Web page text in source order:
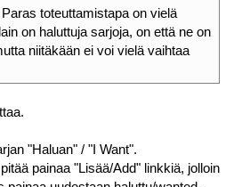
toteuttamistapa on vielä
on haluttuja sarjoja, on että ne on
niitäkään ei voi vielä vaihtaa
"Haluan" / "I Want".
painaa "Lisää/Add" linkkiä, jolloin